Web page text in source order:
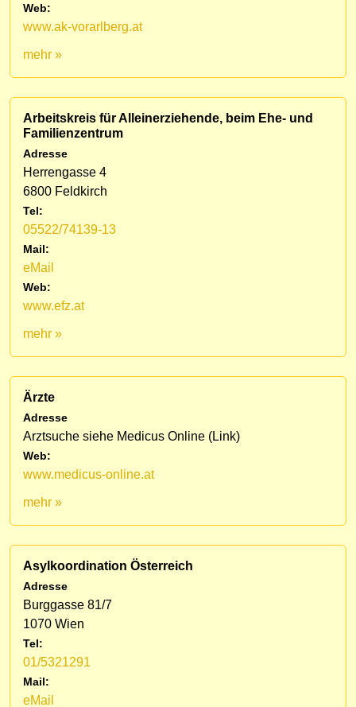
Web:
www.ak-vorarlberg.at
mehr »
Arbeitskreis für Alleinerziehende, beim Ehe- und
Familienzentrum
Adresse
Herrengasse 4
6800 Feldkirch
Tel:
05522/74139-13
Mail:
eMail
Web:
www.efz.at
mehr »
Ärzte
Adresse
Arztsuche siehe Medicus Online (Link)
Web:
www.medicus-online.at
mehr »
Asylkoordination Österreich
Adresse
Burggasse 81/7
1070 Wien
Tel:
01/5321291
Mail:
eMail